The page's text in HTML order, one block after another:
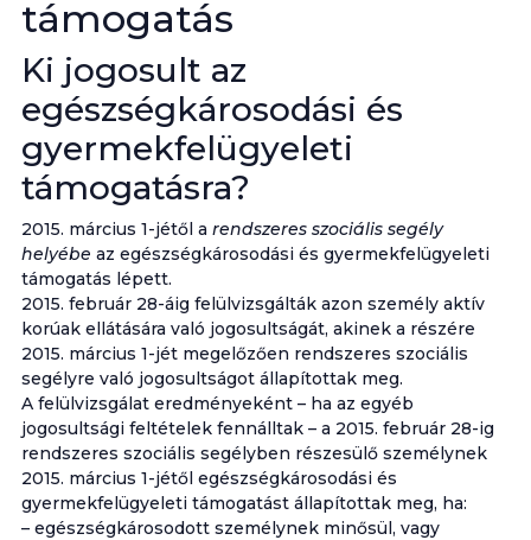
támogatás
Ki jogosult az
egészségkárosodási és
gyermekfelügyeleti
támogatásra?
2015. március 1-jétől a rendszeres szociális segély
helyébe az egészségkárosodási és gyermekfelügyeleti
támogatás lépett.
2015. február 28-áig felülvizsgálták azon személy aktív
korúak ellátására való jogosultságát, akinek a részére
2015. március 1-jét megelőzően rendszeres szociális
segélyre való jogosultságot állapítottak meg.
A felülvizsgálat eredményeként – ha az egyéb
jogosultsági feltételek fennálltak – a 2015. február 28-ig
rendszeres szociális segélyben részesülő személynek
2015. március 1-jétől egészségkárosodási és
gyermekfelügyeleti támogatást állapítottak meg, ha:
– egészségkárosodott személynek minősül, vagy